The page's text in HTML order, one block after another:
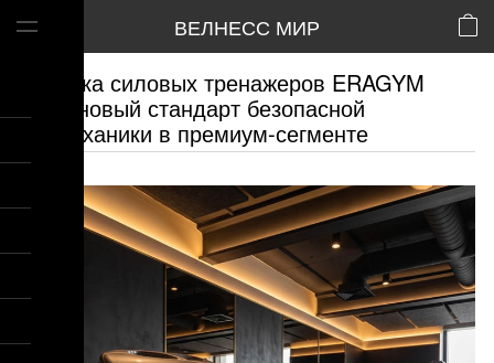
ВЕЛНЕСС МИР
Линейка силовых тренажеров ERAGYM
BioA: новый стандарт безопасной
биомеханики в премиум-сегменте